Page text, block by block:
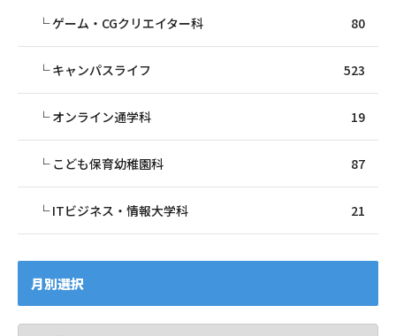
ゲーム・CGクリエイター科 80
キャンパスライフ 523
オンライン通学科 19
こども保育幼稚園科 87
ITビジネス・情報大学科 21
月別選択